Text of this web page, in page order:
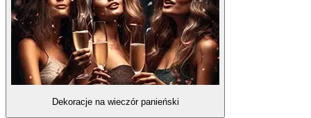
Dekoracje na wieczór panieński